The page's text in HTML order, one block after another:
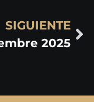
SIGUIENTE
2025